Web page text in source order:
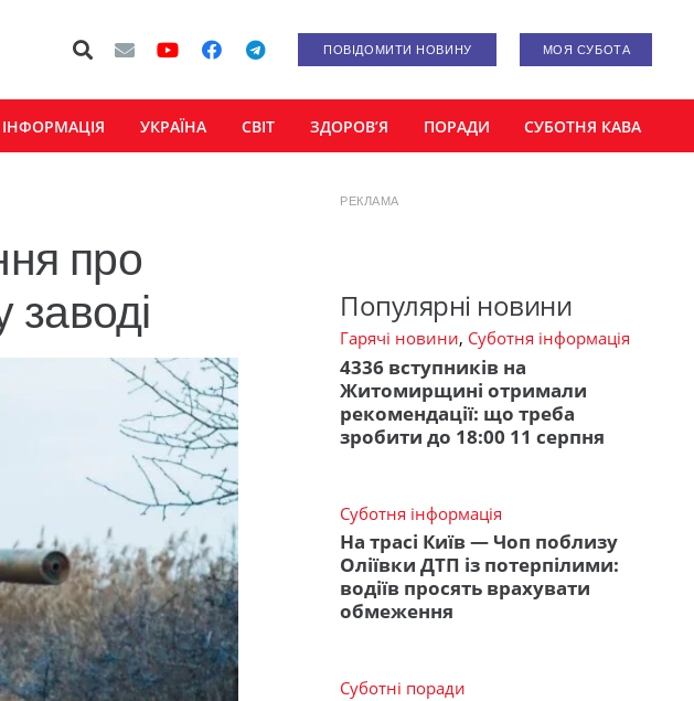
ПОВІДОМИТИ НОВИНУ МОЯ СУБОТА
ІНФОРМАЦІЯ УКРАЇНА СВІТ ЗДОРОВ’Я ПОРАДИ СУБОТНЯ КАВА
про
РЕКЛАМА
Популярні новини
Гарячі новини, Суботня інформація
4336 вступників на
Житомирщині отримали
рекомендації: що треба
зробити до 18:00 11 серпня
Суботня інформація
На трасі Київ — Чоп поблизу
Оліївки ДТП із потерпілими:
водіїв просять врахувати
обмеження
Суботні поради